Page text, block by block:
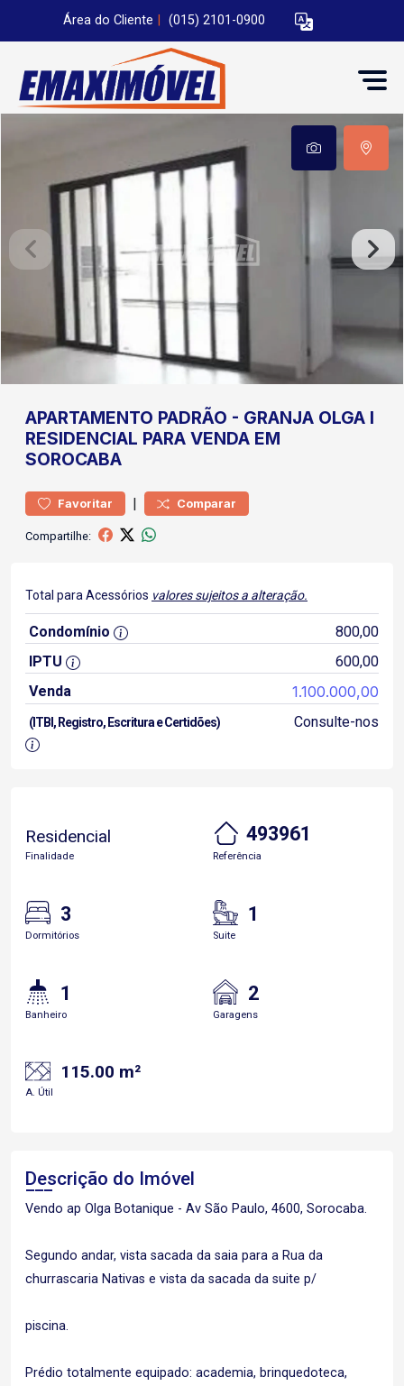
Área do Cliente (015) 2101-0900
APARTAMENTO PADRÃO - GRANJA OLGA I
RESIDENCIAL PARA VENDA EM
SOROCABA
Favoritar | Comparar
Compartilhe:
Total para Acessórios valores sujeitos a alteração.
Condomínio
800,00
IPTU
600,00
Venda
1.100.000,00
(ITBI, Registro, Escritura e Certidões) Consulte-nos
Residencial
Finalidade
493961
Referência
3
Dormitórios
1
Suite
1
Banheiro
2
Garagens
115.00 m²
A. Útil
Descrição do Imóvel
Vendo ap Olga Botanique - Av São Paulo, 4600, Sorocaba.
Segundo andar, vista sacada da saia para a Rua da
churrascaria Nativas e vista da sacada da suite p/
piscina.
Prédio totalmente equipado: academia, brinquedoteca,